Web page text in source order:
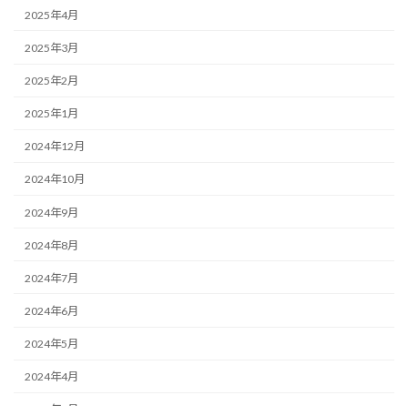
2025年4月
2025年3月
2025年2月
2025年1月
2024年12月
2024年10月
2024年9月
2024年8月
2024年7月
2024年6月
2024年5月
2024年4月